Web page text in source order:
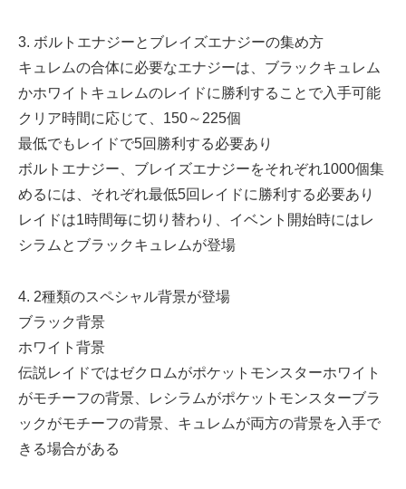
3. ボルトエナジーとブレイズエナジーの集め方
キュレムの合体に必要なエナジーは、ブラックキュレム
かホワイトキュレムのレイドに勝利することで入手可能
クリア時間に応じて、150～225個
最低でもレイドで5回勝利する必要あり
ボルトエナジー、ブレイズエナジーをそれぞれ1000個集
めるには、それぞれ最低5回レイドに勝利する必要あり
レイドは1時間毎に切り替わり、イベント開始時にはレ
シラムとブラックキュレムが登場
4. 2種類のスペシャル背景が登場
ブラック背景
ホワイト背景
伝説レイドではゼクロムがポケットモンスターホワイト
がモチーフの背景、レシラムがポケットモンスターブラ
ックがモチーフの背景、キュレムが両方の背景を入手で
きる場合がある